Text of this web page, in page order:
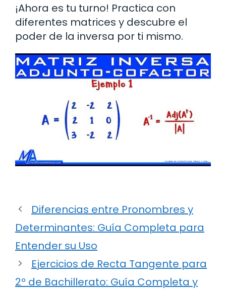
¡Ahora es tu turno! Practica con
diferentes matrices y descubre el
poder de la inversa por ti mismo.
Diferencias entre Pronombres y
Determinantes: Guía Completa para
Entender su Uso
Ejercicios de Recta Tangente para
2º de Bachillerato: Guía Completa y